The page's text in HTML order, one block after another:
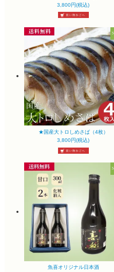
3,800円(税込)
★国産大トロしめさば（4枚）
3,800円(税込)
魚喜オリジナル日本酒